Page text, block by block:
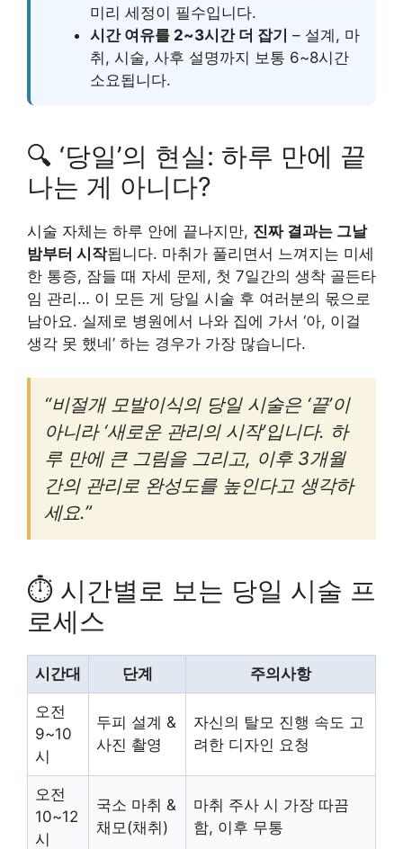
미리 세정이 필수입니다.
시간 여유를 2~3시간 더 잡기 – 설계, 마
취, 시술, 사후 설명까지 보통 6~8시간
소요됩니다.
🔍 ‘당일’의 현실: 하루 만에 끝
나는 게 아니다?
시술 자체는 하루 안에 끝나지만, 진짜 결과는 그날
밤부터 시작됩니다. 마취가 풀리면서 느껴지는 미세
한 통증, 잠들 때 자세 문제, 첫 7일간의 생착 골든타
임 관리… 이 모든 게 당일 시술 후 여러분의 몫으로
남아요. 실제로 병원에서 나와 집에 가서 ‘아, 이걸
생각 못 했네’ 하는 경우가 가장 많습니다.
“비절개 모발이식의 당일 시술은 ‘끝’이
아니라 ‘새로운 관리의 시작’입니다. 하
루 만에 큰 그림을 그리고, 이후 3개월
간의 관리로 완성도를 높인다고 생각하
세요.”
⏱️ 시간별로 보는 당일 시술 프
로세스
시간대 단계 주의사항
오전
9~10
시
두피 설계 &
사진 촬영
자신의 탈모 진행 속도 고
려한 디자인 요청
오전
10~12
시
국소 마취 &
채모(채취)
마취 주사 시 가장 따끔
함, 이후 무통